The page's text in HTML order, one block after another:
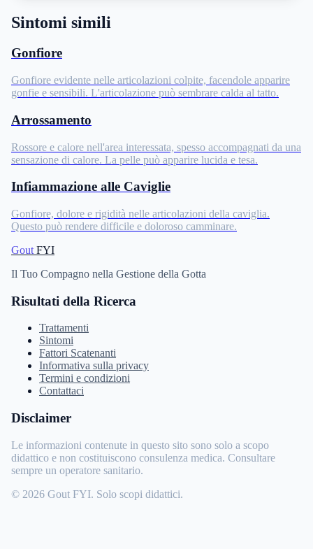
Sintomi simili
Gonfiore
Gonfiore evidente nelle articolazioni colpite, facendole apparire
gonfie e sensibili. L'articolazione può sembrare calda al tatto.
Arrossamento
Rossore e calore nell'area interessata, spesso accompagnati da una
sensazione di calore. La pelle può apparire lucida e tesa.
Infiammazione alle Caviglie
Gonfiore, dolore e rigidità nelle articolazioni della caviglia.
Questo può rendere difficile e doloroso camminare.
Gout FYI
Il Tuo Compagno nella Gestione della Gotta
Risultati della Ricerca
Trattamenti
Sintomi
Fattori Scatenanti
Informativa sulla privacy
Termini e condizioni
Contattaci
Disclaimer
Le informazioni contenute in questo sito sono solo a scopo
didattico e non costituiscono consulenza medica. Consultare
sempre un operatore sanitario.
© 2026 Gout FYI. Solo scopi didattici.